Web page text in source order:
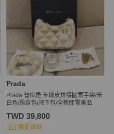
Prada
Prada 普拉達 羊絨皮拼接圖案手袋/米
白色/肩背包/腋下包/全新閒置美品
TWD 39,800
現折 800